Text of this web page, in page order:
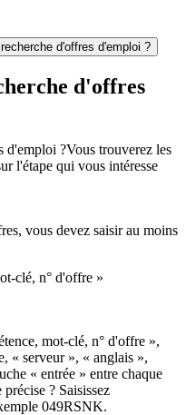
d'offres d'emploi ?
d'offres
d'emploi ?Vous trouverez les
l'étape qui vous intéresse
vous devez saisir au moins
clé, n° d'offre »
mot-clé, n° d'offre »,
« serveur », « anglais »,
« entrée » entre chaque
? Saisissez
049RSNK.